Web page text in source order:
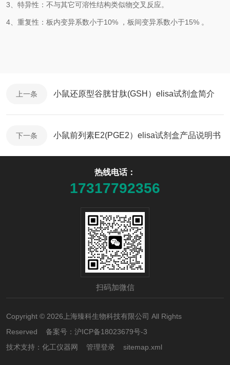
3、特异性：不与其它可溶性结构类似物交叉反应。
4、重复性：板内变异系数小于10% ，板间变异系数小于15% 。
上一条 小鼠还原型谷胱甘肽(GSH）elisa试剂盒简介
下一条 小鼠前列素E2(PGE2）elisa试剂盒产品说明书
热线电话：
17317792356
扫码加微信
Copyright © 2026上海臻科生物科技有限公司 All Rights
Reserved 备案号： 沪ICP备18023679号-3
技术支持： 化工仪器网 管理登录 sitemap.xml